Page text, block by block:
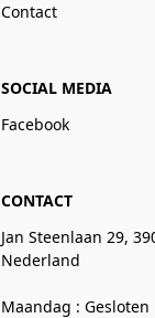
Contact
SOCIAL MEDIA
Facebook
CONTACT
Jan Steenlaan 29,
Nederland
Maandag : Gesloten